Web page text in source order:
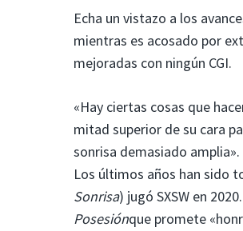
Echa un vistazo a los
mientras es acosado por
mejoradas con ningún CGI.
«Hay ciertas cosas que
mitad superior de su cara
sonrisa demasiado
Los últimos años han sido
Sonrisa) jugó SXSW en
Posesiónque promete